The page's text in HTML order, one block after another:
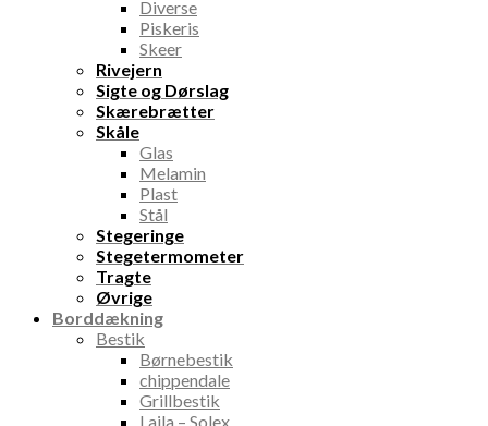
Diverse
Piskeris
Skeer
Rivejern
Sigte og Dørslag
Skærebrætter
Skåle
Glas
Melamin
Plast
Stål
Stegeringe
Stegetermometer
Tragte
Øvrige
Borddækning
Bestik
Børnebestik
chippendale
Grillbestik
Laila – Solex